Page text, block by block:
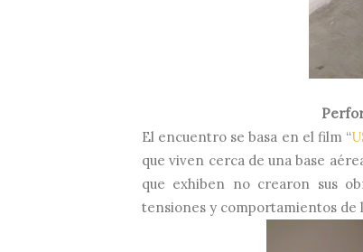
El encuentro se basa en el film “
que viven cerca de una base
que exhiben no crearon sus
tensiones y comportamientos de